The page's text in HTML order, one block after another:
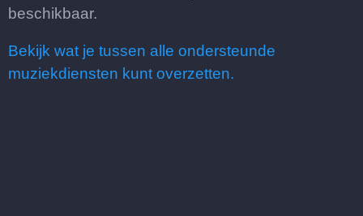
beschikbaar.
Bekijk wat je tussen alle ondersteunde
muziekdiensten kunt overzetten.